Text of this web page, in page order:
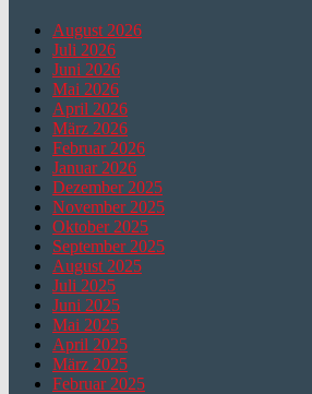
August 2026
Juli 2026
Juni 2026
Mai 2026
April 2026
März 2026
Februar 2026
Januar 2026
Dezember 2025
November 2025
Oktober 2025
September 2025
August 2025
Juli 2025
Juni 2025
Mai 2025
April 2025
März 2025
Februar 2025